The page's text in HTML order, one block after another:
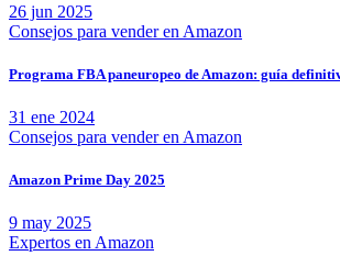
26 jun 2025
Consejos para vender en Amazon
Programa FBA paneuropeo de Amazon: guía
31 ene 2024
Consejos para vender en Amazon
Amazon Prime Day 2025
9 may 2025
Expertos en Amazon